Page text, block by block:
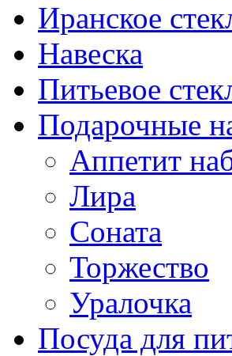
Иранское
Навеска
Питьевое
Подарочные
Аппетит
Лира
Соната
Торжество
Уралочка
Посуда для